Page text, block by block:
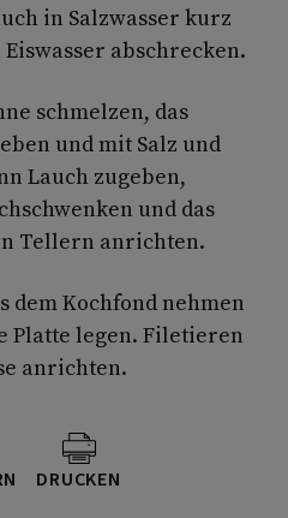
in Salzwasser kurz
abschrecken.
schmelzen, das
und mit Salz und
Lauch zugeben,
und das
Tellern anrichten.
dem Kochfond nehmen
Platte legen. Filetieren
anrichten.
DRUCKEN